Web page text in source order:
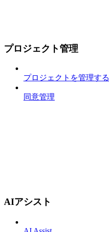
プロジェクト管理
プロジェクトを管理する
同意管理
AIアシスト